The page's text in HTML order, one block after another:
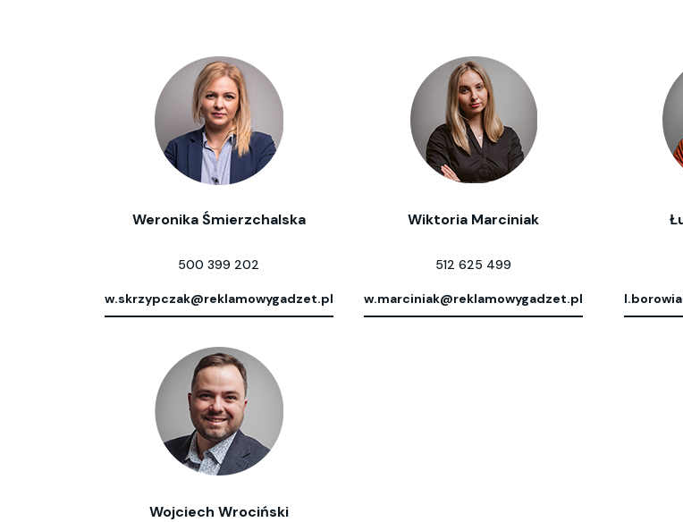
Weronika Śmierzchalska
500 399 202
w.skrzypczak@reklamowygadzet.pl
Wiktoria Marciniak
512 625 499
w.marciniak@reklamowygadzet.pl
Wojciech Wrociński